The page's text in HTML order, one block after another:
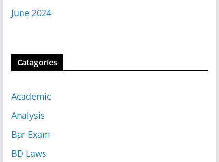
June 2024
Catagories
Academic
Analysis
Bar Exam
BD Laws